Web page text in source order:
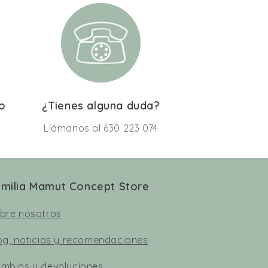
¿Tienes alguna duda?
Llámanos al 630 223 074
Mamut Concept Store
nosotros
noticias y recomendaciones